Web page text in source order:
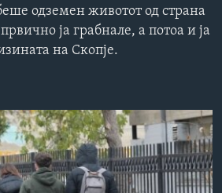
одземен животот од страна
ја грабнале, а потоа и ја
на Скопје.